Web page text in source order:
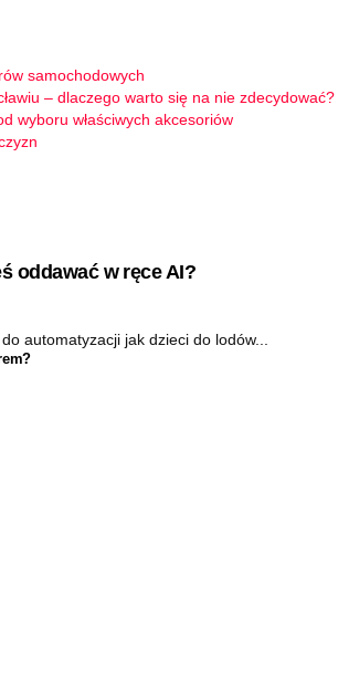
samochodowych
– dlaczego warto się na nie zdecydować?
wyboru właściwych akcesoriów
oddawać w ręce AI?
automatyzacji jak dzieci do lodów...